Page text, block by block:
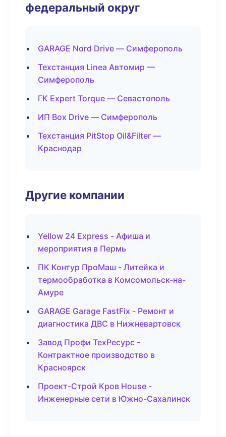
федеральный округ
GARAGE Nord Drive — Симферополь
Техстанция Linea Автомир —
Симферополь
ГК Expert Torque — Севастополь
ИП Box Drive — Симферополь
Техстанция PitStop Oil&Filter —
Краснодар
Другие компании
Yellow 24 Express - Афиша и
мероприятия в Пермь
ПК Контур ПроМаш - Литейка и
термообработка в Комсомольск-на-
Амуре
GARAGE Garage FastFix - Ремонт и
диагностика ДВС в Нижневартовск
Завод Профи ТехРесурс -
Контрактное производство в
Красноярск
Проект-Строй Кров House -
Инженерные сети в Южно-Сахалинск